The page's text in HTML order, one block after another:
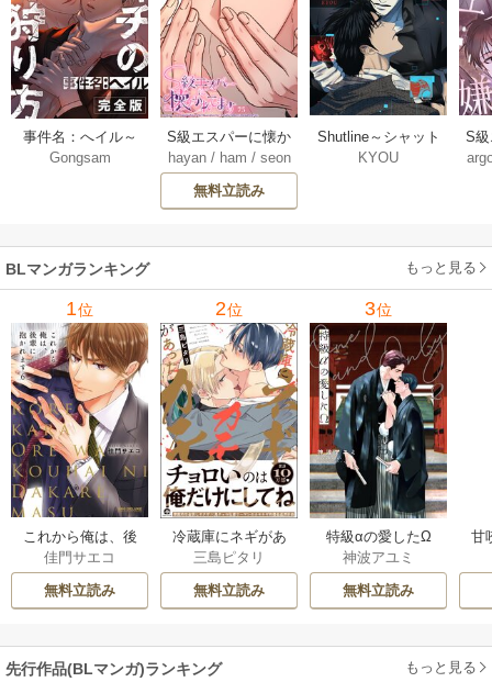
事件名：へイル～
シャチの狩り方～
Gongsam
S級エスパーに懐か
れてます【タテヨ
ミ】 75巻
hayan/ ham / seon
eedyou
無料立読み
Shutline～シャット
ライン～【タテヨ
KYOU
S
れ
BLマンガランキング もっと見る
1位
これから俺は、後
輩に抱かれます
佳門サエコ
無料立読み
2位
冷蔵庫にネギがあ
ったカモ
三島ピタリ
無料立読み
3位
特級αの愛したΩ
神波アユミ
無料立読み
甘
先行作品(BLマンガ)ランキング もっと見る